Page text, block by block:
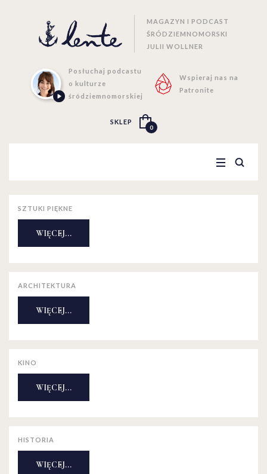
MAGAZYN I PODCAST
ŚRÓDZIEMNOMORSKI
JULII WOLLNER
Posłuchaj podcastu
o kulturze
śródziemnomorskiej
Wspieraj nas na
Patronite
SKLEP
0
SZTUKI PIĘKNE
WIĘCEJ...
ARCHITEKTURA
WIĘCEJ...
KINO
WIĘCEJ...
HISTORIA
WIĘCEJ...